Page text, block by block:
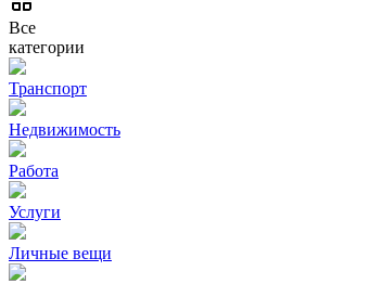
Все
категории
Транспорт
Недвижимость
Работа
Услуги
Личные вещи